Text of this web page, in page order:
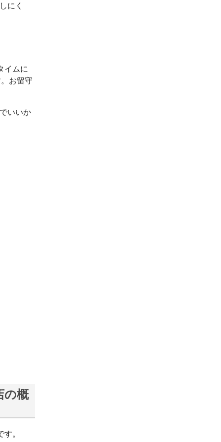
にく
イムに
お留守
いいか
の概
。